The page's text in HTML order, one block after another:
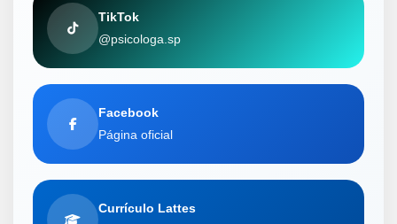
TikTok
@psicologa.sp
Facebook
Página oficial
Currículo Lattes